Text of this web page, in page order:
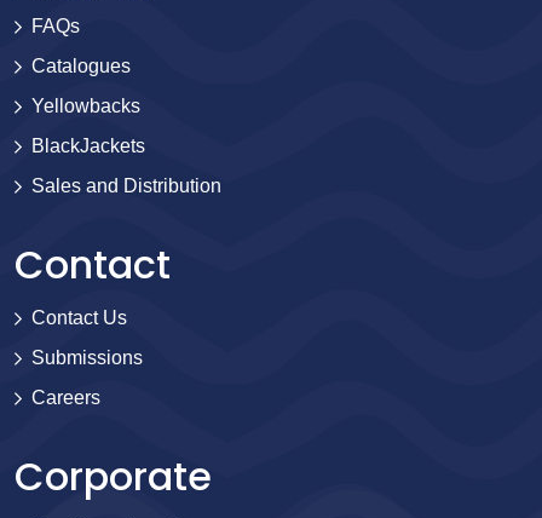
FAQs
Catalogues
Yellowbacks
BlackJackets
Sales and Distribution
Contact
Contact Us
Submissions
Careers
Corporate